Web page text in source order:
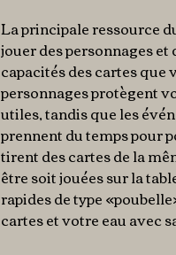
La principale ressource
jouer des personnages
capacités des cartes que
personnages protègent
utiles, tandis que les
prennent du temps pour
tirent des cartes de la
être soit jouées sur la
rapides de type
cartes et votre eau avec